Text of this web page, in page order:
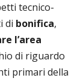
tecnico-
di bonifica,
l’area
di riguardo
primari della